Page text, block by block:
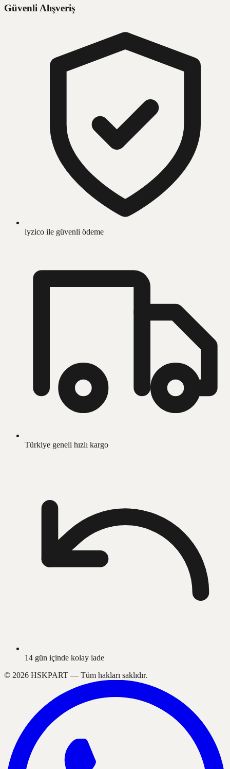
Güvenli Alışveriş
iyzico ile güvenli ödeme
Türkiye geneli hızlı kargo
14 gün içinde kolay iade
© 2026 HSKPART — Tüm hakları saklıdır.